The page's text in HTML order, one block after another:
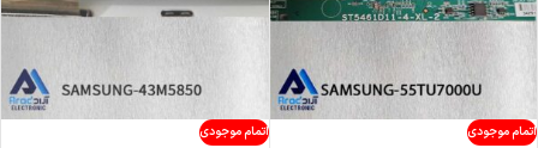
اتمام موجودی
اتمام موجودی